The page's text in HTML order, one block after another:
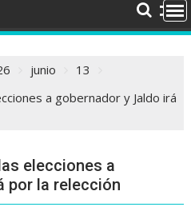
junio
13
a gobernador y Jaldo irá
elecciones a
por la relección